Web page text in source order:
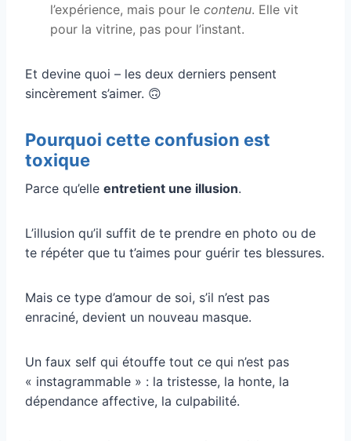
l’expérience, mais pour le contenu. Elle vit
pour la vitrine, pas pour l’instant.
Et devine quoi – les deux derniers pensent
sincèrement s’aimer. 🙃
Pourquoi cette confusion est
toxique
Parce qu’elle entretient une illusion.
L’illusion qu’il suffit de te prendre en photo ou de
te répéter que tu t’aimes pour guérir tes blessures.
Mais ce type d’amour de soi, s’il n’est pas
enraciné, devient un nouveau masque.
Un faux self qui étouffe tout ce qui n’est pas
« instagrammable » : la tristesse, la honte, la
dépendance affective, la culpabilité.